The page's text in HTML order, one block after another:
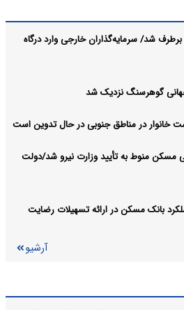
گیاهان دارویی
آرشیو
شد/ سرمایه‌گذاران خارجی وارد درگاه
گوهرسنگ نزدیک شد
خانوار در مناطق جنوبی در حال تدوین است
منوط به تأیید وزارت نیرو شد/دولت
بانک مسکن در ارائه تسهیلات رضایت
آرشیو